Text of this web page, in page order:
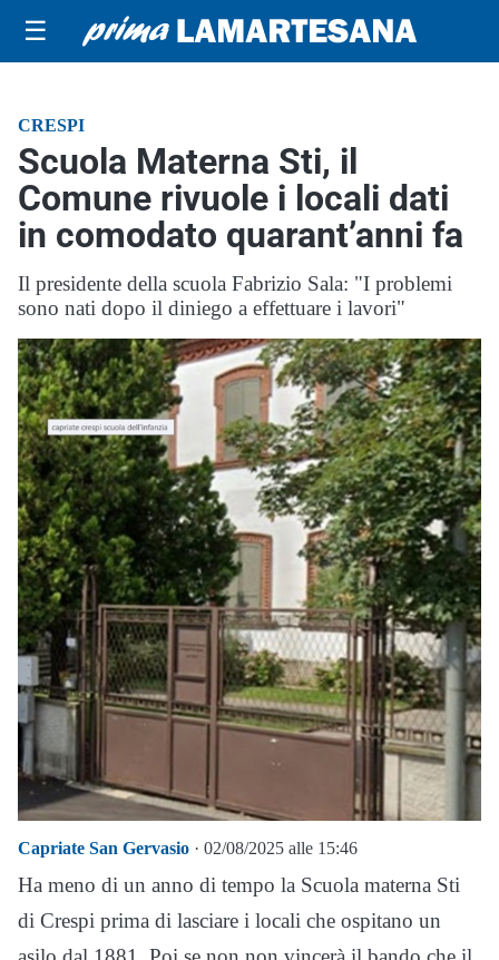
☰
CRESPI
Scuola Materna Sti, il
Comune rivuole i locali dati
in comodato quarant’anni fa
Il presidente della scuola Fabrizio Sala: "I problemi
sono nati dopo il diniego a effettuare i lavori"
Capriate San Gervasio · 02/08/2025 alle 15:46
Ha meno di un anno di tempo la Scuola materna Sti
di Crespi prima di lasciare i locali che ospitano un